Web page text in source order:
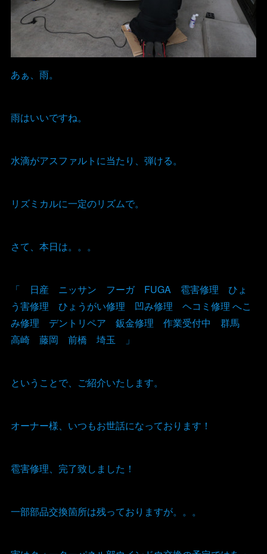
あぁ、雨。
雨はいいですね。
水滴がアスファルトに当たり、弾ける。
リズミカルに一定のリズムで。
さて、本日は。。。
「 日産 ニッサン フーガ FUGA 雹害修理 ひょ
う害修理 ひょうがい修理 凹み修理 ヘコミ修理 へこ
み修理 デントリペア 鈑金修理 作業受付中 群馬
高崎 藤岡 前橋 埼玉 」
ということで、ご紹介いたします。
オーナー様、いつもお世話になっております！
雹害修理、完了致しました！
一部部品交換箇所は残っておりますが。。。